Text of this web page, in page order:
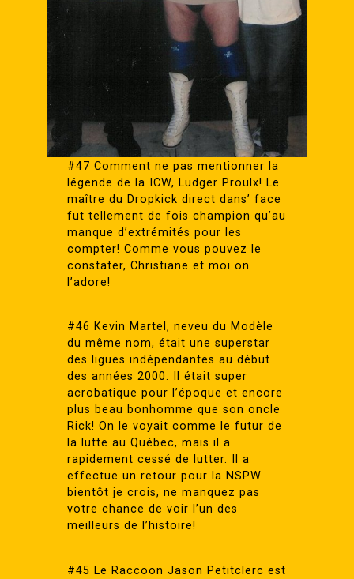
#47 Comment ne pas mentionner la
légende de la ICW, Ludger Proulx! Le
maître du Dropkick direct dans’ face
fut tellement de fois champion qu’au
manque d’extrémités pour les
compter! Comme vous pouvez le
constater, Christiane et moi on
l’adore!
#46 Kevin Martel, neveu du Modèle
du même nom, était une superstar
des ligues indépendantes au début
des années 2000. Il était super
acrobatique pour l’époque et encore
plus beau bonhomme que son oncle
Rick! On le voyait comme le futur de
la lutte au Québec, mais il a
rapidement cessé de lutter. Il a
effectue un retour pour la NSPW
bientôt je crois, ne manquez pas
votre chance de voir l’un des
meilleurs de l’histoire!
#45 Le Raccoon Jason Petitclerc est